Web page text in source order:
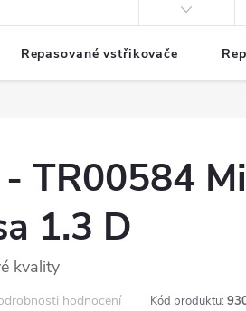
Repasované vstřikovače
TR00584
1.3 D
kvality
hodnocení Kód produktu: